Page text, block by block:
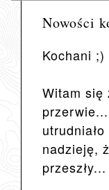
Nowości
Kochani ;)
Witam się
nadzieję,
przeszły...